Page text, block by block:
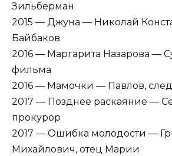
Зильберман
2015 — Джуна — Николай
Байбаков
2016 — Маргарита Назарова —
фильма
2016 — Мамочки — Павлов,
2017 — Позднее раскаяние —
прокурор
2017 — Ошибка молодости —
Михайлович, отец Марии